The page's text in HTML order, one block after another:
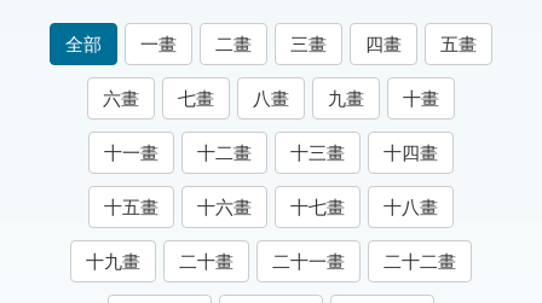
索引選單
知識索引
單字索引
生命大百科索引
遊戲專區
全部 一畫 二畫 三畫 四畫 五畫
六畫 七畫 八畫 九畫 十畫
十一畫 十二畫 十三畫 十四畫
十五畫 十六畫 十七畫 十八畫
十九畫 二十畫 二十一畫 二十二畫